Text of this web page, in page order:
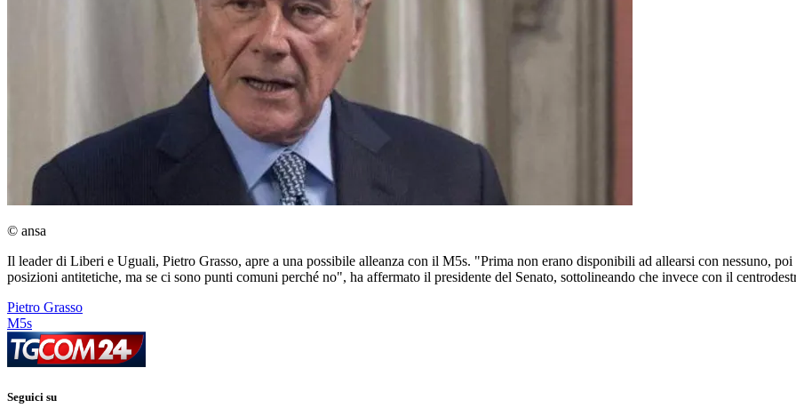
© ansa
Il leader di Liberi e Uguali, Pietro Grasso, apre a una possibile alleanza con il M5s. "Prima non erano disponibili ad allearsi con nessuno,
posizioni antitetiche, ma se ci sono punti comuni perché no", ha affermato il presidente del Senato, sottolineando che invece con il
Pietro Grasso
M5s
Seguici su